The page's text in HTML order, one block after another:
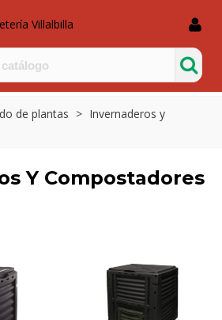
de plantas > Invernaderos y
Y Compostadores